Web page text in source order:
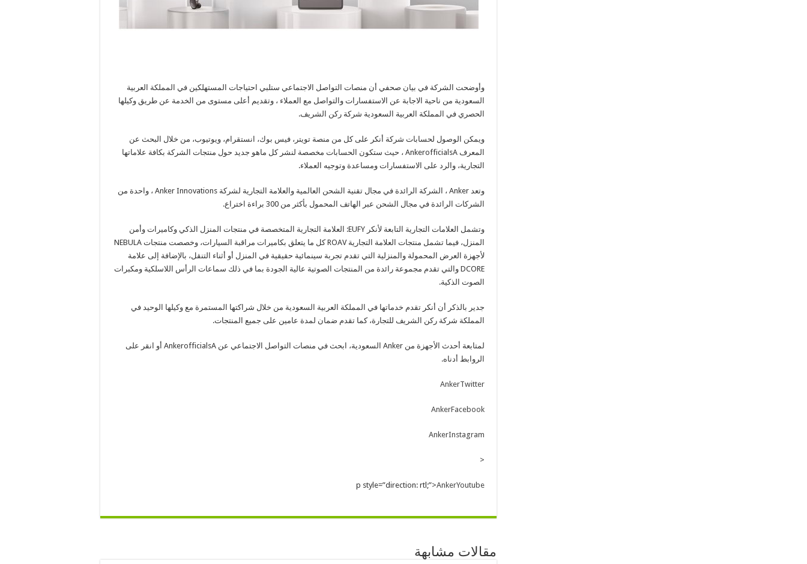
وأوضحت الشركة في بيان صحفي أن منصات التواصل الاجتماعي ستلبي احتياجات المستهلكين في المملكة العربية
السعودية من ناحية الاجابة عن الاستفسارات والتواصل مع العملاء ، وتقديم أعلى مستوى من الخدمة عن طريق وكيلها
الحصري في المملكة العربية السعودية شركة ركن الشريف.
ويمكن الوصول لحسابات شركة أنكر على كل من منصة تويتر، فيس بوك، انستقرام، ويوتيوب، من خلال البحث عن
المعرف AnkerofficialsA ، حيث ستكون الحسابات مخصصة لنشر كل ماهو جديد حول منتجات الشركة بكافة علاماتها
التجارية، والرد على الاستفسارات ومساعدة وتوجيه العملاء.
وتعد Anker ، الشركة الرائدة في مجال تقنية الشحن العالمية والعلامة التجارية لشركة Anker Innovations ، واحدة من
الشركات الرائدة في مجال الشحن عبر الهاتف المحمول بأكثر من 300 براءة اختراع.
وتشمل العلامات التجارية التابعة لأنكر EUFY: العلامة التجارية المتخصصة في منتجات المنزل الذكي وكاميرات وأمن
المنزل، فيما تشمل منتجات العلامة التجارية ROAV كل ما يتعلق بكاميرات مراقبة السيارات، وخصصت منتجات NEBULA
لأجهزة العرض المحمولة والمنزلية التي تقدم تجربة سينمائية حقيقية في المنزل أو أثناء التنقل، بالإضافة إلى علامة
DCORE والتي تقدم مجموعة رائدة من المنتجات الصوتية عالية الجودة بما في ذلك سماعات الرأس اللاسلكية ومكبرات
الصوت الذكية.
جدير بالذكر أن أنكر تقدم خدماتها في المملكة العربية السعودية من خلال شراكتها المستمرة مع وكيلها الوحيد في
المملكة شركة ركن الشريف للتجارة، كما تقدم ضمان لمدة عامين على جميع المنتجات.
لمتابعة أحدث الأجهزة من Anker السعودية، ابحث في منصات التواصل الاجتماعي عن AnkerofficialsA أو انقر على
الروابط أدناه.
AnkerTwitter
AnkerFacebook
AnkerInstagram
<
p style=”direction: rtl;”>AnkerYoutube
مقالات مشابهة